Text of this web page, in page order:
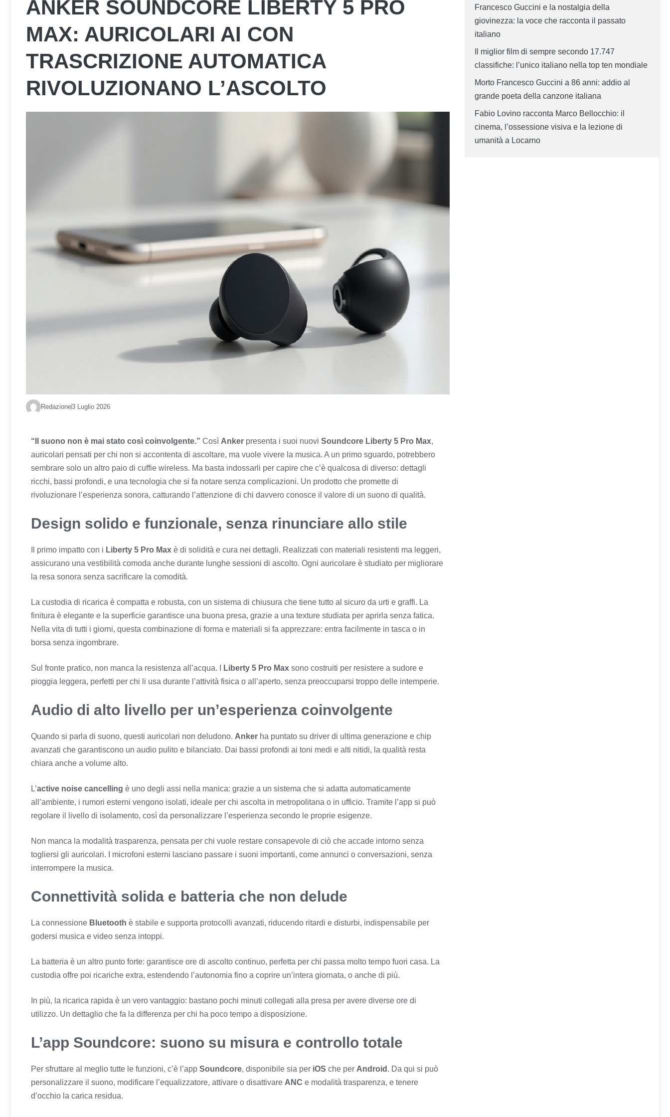
ANKER SOUNDCORE LIBERTY 5 PRO
MAX: AURICOLARI AI CON
TRASCRIZIONE AUTOMATICA
RIVOLUZIONANO L’ASCOLTO
Redazione3 Luglio 2026
“Il suono non è mai stato così coinvolgente.” Così Anker presenta i suoi nuovi Soundcore Liberty 5 Pro Max,
auricolari pensati per chi non si accontenta di ascoltare, ma vuole vivere la musica. A un primo sguardo, potrebbero
sembrare solo un altro paio di cuffie wireless. Ma basta indossarli per capire che c’è qualcosa di diverso: dettagli
ricchi, bassi profondi, e una tecnologia che si fa notare senza complicazioni. Un prodotto che promette di
rivoluzionare l’esperienza sonora, catturando l’attenzione di chi davvero conosce il valore di un suono di qualità.
Design solido e funzionale, senza rinunciare allo stile
Il primo impatto con i Liberty 5 Pro Max è di solidità e cura nei dettagli. Realizzati con materiali resistenti ma leggeri,
assicurano una vestibilità comoda anche durante lunghe sessioni di ascolto. Ogni auricolare è studiato per migliorare
la resa sonora senza sacrificare la comodità.
La custodia di ricarica è compatta e robusta, con un sistema di chiusura che tiene tutto al sicuro da urti e graffi. La
finitura è elegante e la superficie garantisce una buona presa, grazie a una texture studiata per aprirla senza fatica.
Nella vita di tutti i giorni, questa combinazione di forma e materiali si fa apprezzare: entra facilmente in tasca o in
borsa senza ingombrare.
Sul fronte pratico, non manca la resistenza all’acqua. I Liberty 5 Pro Max sono costruiti per resistere a sudore e
pioggia leggera, perfetti per chi li usa durante l’attività fisica o all’aperto, senza preoccuparsi troppo delle intemperie.
Audio di alto livello per un’esperienza coinvolgente
Quando si parla di suono, questi auricolari non deludono. Anker ha puntato su driver di ultima generazione e chip
avanzati che garantiscono un audio pulito e bilanciato. Dai bassi profondi ai toni medi e alti nitidi, la qualità resta
chiara anche a volume alto.
L’active noise cancelling è uno degli assi nella manica: grazie a un sistema che si adatta automaticamente
all’ambiente, i rumori esterni vengono isolati, ideale per chi ascolta in metropolitana o in ufficio. Tramite l’app si può
regolare il livello di isolamento, così da personalizzare l’esperienza secondo le proprie esigenze.
Non manca la modalità trasparenza, pensata per chi vuole restare consapevole di ciò che accade intorno senza
togliersi gli auricolari. I microfoni esterni lasciano passare i suoni importanti, come annunci o conversazioni, senza
interrompere la musica.
Connettività solida e batteria che non delude
La connessione Bluetooth è stabile e supporta protocolli avanzati, riducendo ritardi e disturbi, indispensabile per
godersi musica e video senza intoppi.
La batteria è un altro punto forte: garantisce ore di ascolto continuo, perfetta per chi passa molto tempo fuori casa. La
custodia offre poi ricariche extra, estendendo l’autonomia fino a coprire un’intera giornata, o anche di più.
In più, la ricarica rapida è un vero vantaggio: bastano pochi minuti collegati alla presa per avere diverse ore di
utilizzo. Un dettaglio che fa la differenza per chi ha poco tempo a disposizione.
L’app Soundcore: suono su misura e controllo totale
Per sfruttare al meglio tutte le funzioni, c’è l’app Soundcore, disponibile sia per iOS che per Android . Da qui si può
personalizzare il suono, modificare l’equalizzatore, attivare o disattivare ANC e modalità trasparenza, e tenere
d’occhio la carica residua.
Francesco Guccini e la nostalgia della
giovinezza: la voce che racconta il passato
italiano
Il miglior film di sempre secondo 17.747
classifiche: l’unico italiano nella top ten mondiale
Morto Francesco Guccini a 86 anni: addio al
grande poeta della canzone italiana
Fabio Lovino racconta Marco Bellocchio: il
cinema, l’ossessione visiva e la lezione di
umanità a Locarno